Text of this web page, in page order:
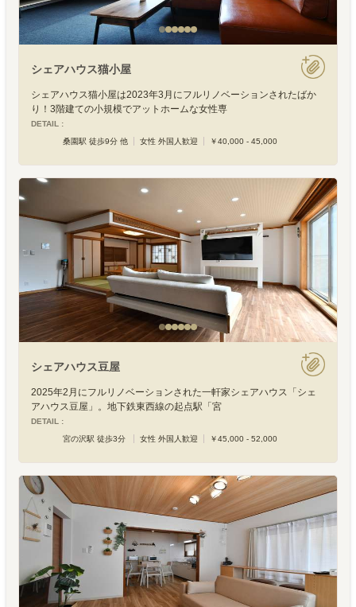
シェアハウス猫小屋
シェアハウス猫小屋は2023年3月にフルリノベーションされたばか
り！3階建ての小規模でアットホームな女性専
DETAIL :
桑園駅 徒歩9分 他
女性 外国人歓迎 ￥40,000 - 45,000
シェアハウス豆屋
2025年2月にフルリノベーションされた一軒家シェアハウス「シェ
アハウス豆屋」。地下鉄東西線の起点駅「宮
DETAIL :
宮の沢駅 徒歩3分
女性 外国人歓迎 ￥45,000 - 52,000